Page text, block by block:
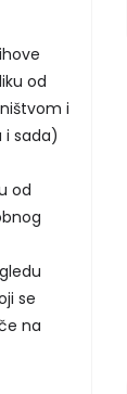
od
i
sada)
od
se
na